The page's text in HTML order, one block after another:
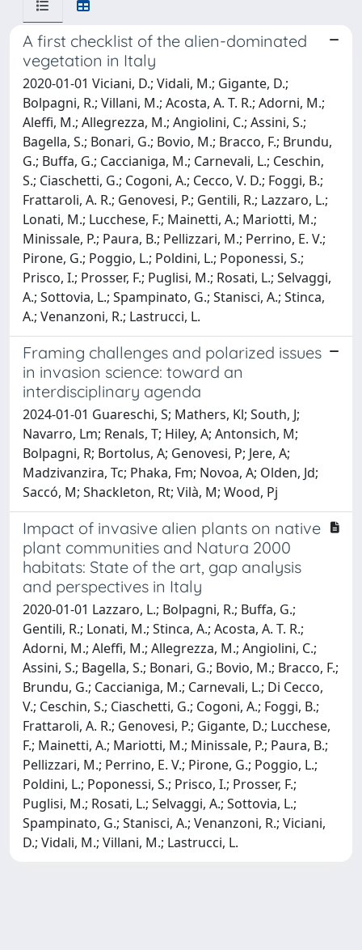
A first checklist of the alien-dominated
vegetation in Italy
2020-01-01 Viciani, D.; Vidali, M.; Gigante, D.;
Bolpagni, R.; Villani, M.; Acosta, A. T. R.; Adorni, M.;
Aleffi, M.; Allegrezza, M.; Angiolini, C.; Assini, S.;
Bagella, S.; Bonari, G.; Bovio, M.; Bracco, F.; Brundu,
G.; Buffa, G.; Caccianiga, M.; Carnevali, L.; Ceschin,
S.; Ciaschetti, G.; Cogoni, A.; Cecco, V. D.; Foggi, B.;
Frattaroli, A. R.; Genovesi, P.; Gentili, R.; Lazzaro, L.;
Lonati, M.; Lucchese, F.; Mainetti, A.; Mariotti, M.;
Minissale, P.; Paura, B.; Pellizzari, M.; Perrino, E. V.;
Pirone, G.; Poggio, L.; Poldini, L.; Poponessi, S.;
Prisco, I.; Prosser, F.; Puglisi, M.; Rosati, L.; Selvaggi,
A.; Sottovia, L.; Spampinato, G.; Stanisci, A.; Stinca,
A.; Venanzoni, R.; Lastrucci, L.
Framing challenges and polarized issues
in invasion science: toward an
interdisciplinary agenda
2024-01-01 Guareschi, S; Mathers, Kl; South, J;
Navarro, Lm; Renals, T; Hiley, A; Antonsich, M;
Bolpagni, R; Bortolus, A; Genovesi, P; Jere, A;
Madzivanzira, Tc; Phaka, Fm; Novoa, A; Olden, Jd;
Saccó, M; Shackleton, Rt; Vilà, M; Wood, Pj
Impact of invasive alien plants on native
plant communities and Natura 2000
habitats: State of the art, gap analysis
and perspectives in Italy
2020-01-01 Lazzaro, L.; Bolpagni, R.; Buffa, G.;
Gentili, R.; Lonati, M.; Stinca, A.; Acosta, A. T. R.;
Adorni, M.; Aleffi, M.; Allegrezza, M.; Angiolini, C.;
Assini, S.; Bagella, S.; Bonari, G.; Bovio, M.; Bracco, F.;
Brundu, G.; Caccianiga, M.; Carnevali, L.; Di Cecco,
V.; Ceschin, S.; Ciaschetti, G.; Cogoni, A.; Foggi, B.;
Frattaroli, A. R.; Genovesi, P.; Gigante, D.; Lucchese,
F.; Mainetti, A.; Mariotti, M.; Minissale, P.; Paura, B.;
Pellizzari, M.; Perrino, E. V.; Pirone, G.; Poggio, L.;
Poldini, L.; Poponessi, S.; Prisco, I.; Prosser, F.;
Puglisi, M.; Rosati, L.; Selvaggi, A.; Sottovia, L.;
Spampinato, G.; Stanisci, A.; Venanzoni, R.; Viciani,
D.; Vidali, M.; Villani, M.; Lastrucci, L.